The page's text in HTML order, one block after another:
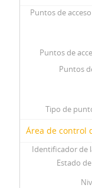
Puntos de
Puntos de
Puntos
Tipo de
Área de control
Identificador de
Estado